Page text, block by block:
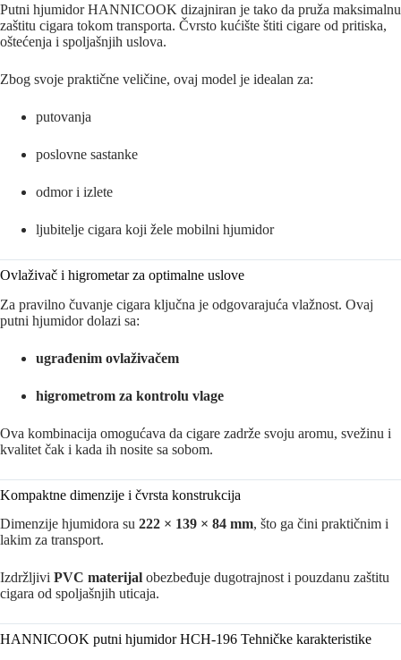
Putni hjumidor HANNICOOK dizajniran je tako da pruža maksimalnu
zaštitu cigara tokom transporta. Čvrsto kućište štiti cigare od pritiska,
oštećenja i spoljašnjih uslova.
Zbog svoje praktične veličine, ovaj model je idealan za:
putovanja
poslovne sastanke
odmor i izlete
ljubitelje cigara koji žele mobilni hjumidor
Ovlaživač i higrometar za optimalne uslove
Za pravilno čuvanje cigara ključna je odgovarajuća vlažnost. Ovaj
putni hjumidor dolazi sa:
ugrađenim ovlaživačem
higrometrom za kontrolu vlage
Ova kombinacija omogućava da cigare zadrže svoju aromu, svežinu i
kvalitet čak i kada ih nosite sa sobom.
Kompaktne dimenzije i čvrsta konstrukcija
Dimenzije hjumidora su 222 × 139 × 84 mm, što ga čini praktičnim i
lakim za transport.
Izdržljivi PVC materijal obezbeđuje dugotrajnost i pouzdanu zaštitu
cigara od spoljašnjih uticaja.
HANNICOOK putni hjumidor HCH-196 Tehničke karakteristike